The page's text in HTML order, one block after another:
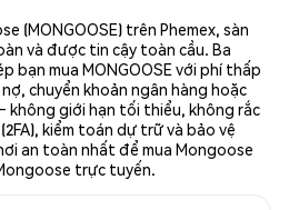
(MONGOOSE) trên Phemex, sàn
và được tin cậy toàn cầu. Ba
bạn mua MONGOOSE với phí thấp
chuyển khoản ngân hàng hoặc
không giới hạn tối thiểu, không rắc
kiểm toán dự trữ và bảo vệ
an toàn nhất để mua Mongoose
trực tuyến.